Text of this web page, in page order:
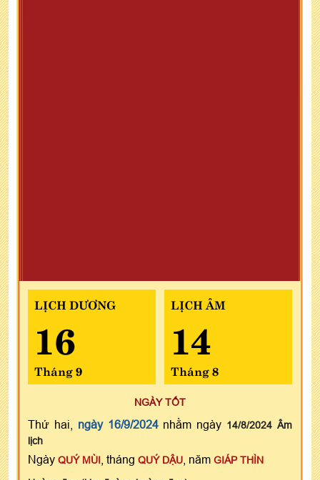
LỊCH DƯƠNG
16
Tháng 9
LỊCH ÂM
14
Tháng 8
NGÀY TỐT
Thứ hai, ngày 16/9/2024nhằm ngày 14/8/2024 Âm
lịch
Ngày QUÝ MÙI , tháng QUÝ DẬU , năm GIÁP THÌN